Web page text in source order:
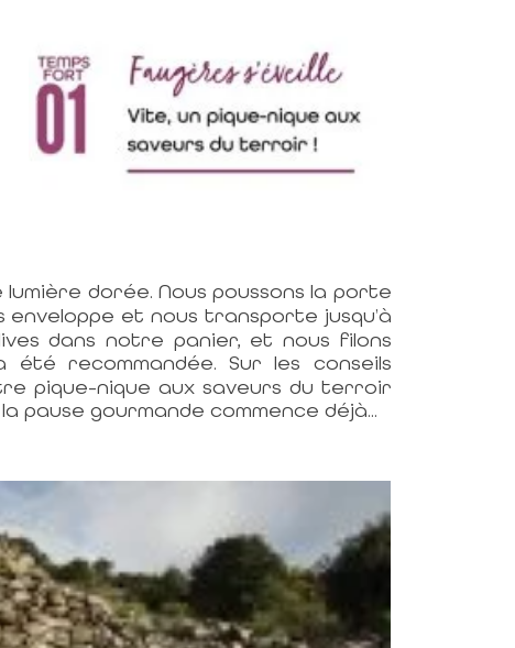
lumière dorée. Nous poussons la porte
et nous transporte jusqu’à
dans notre panier, et nous filons
été recommandée. Sur les conseils
pique-nique aux saveurs du terroir
pause gourmande commence déjà...